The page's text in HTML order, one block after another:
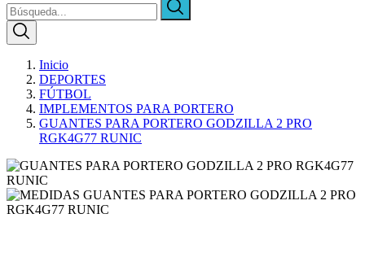
Inicio
DEPORTES
FÚTBOL
IMPLEMENTOS PARA PORTERO
GUANTES PARA PORTERO GODZILLA 2 PRO
RGK4G77 RUNIC